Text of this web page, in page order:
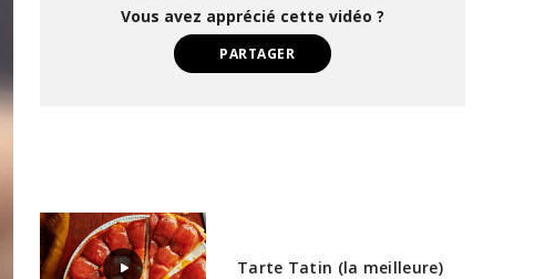
Vous avez apprécié cette vidéo ?
PARTAGER
Tarte Tatin (la meilleure)